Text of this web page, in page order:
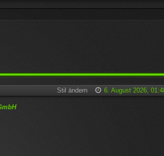
6. August 2026,
Stil ändern